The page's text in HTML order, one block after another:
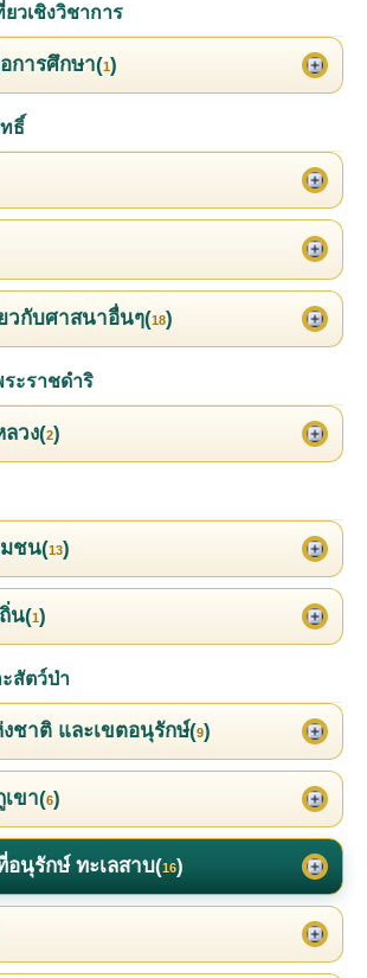
วเชิงวิชาการ
การศึกษา(1)
ธิ์
วกับศาสนาอื่นๆ(18)
ะราชดำริ
ลวง(2)
ชน(13)
น(1)
สัตว์ป่า
ชาติ และเขตอนุรักษ์(9)
ขา(6)
อนุรักษ์ ทะเลสาบ(16)